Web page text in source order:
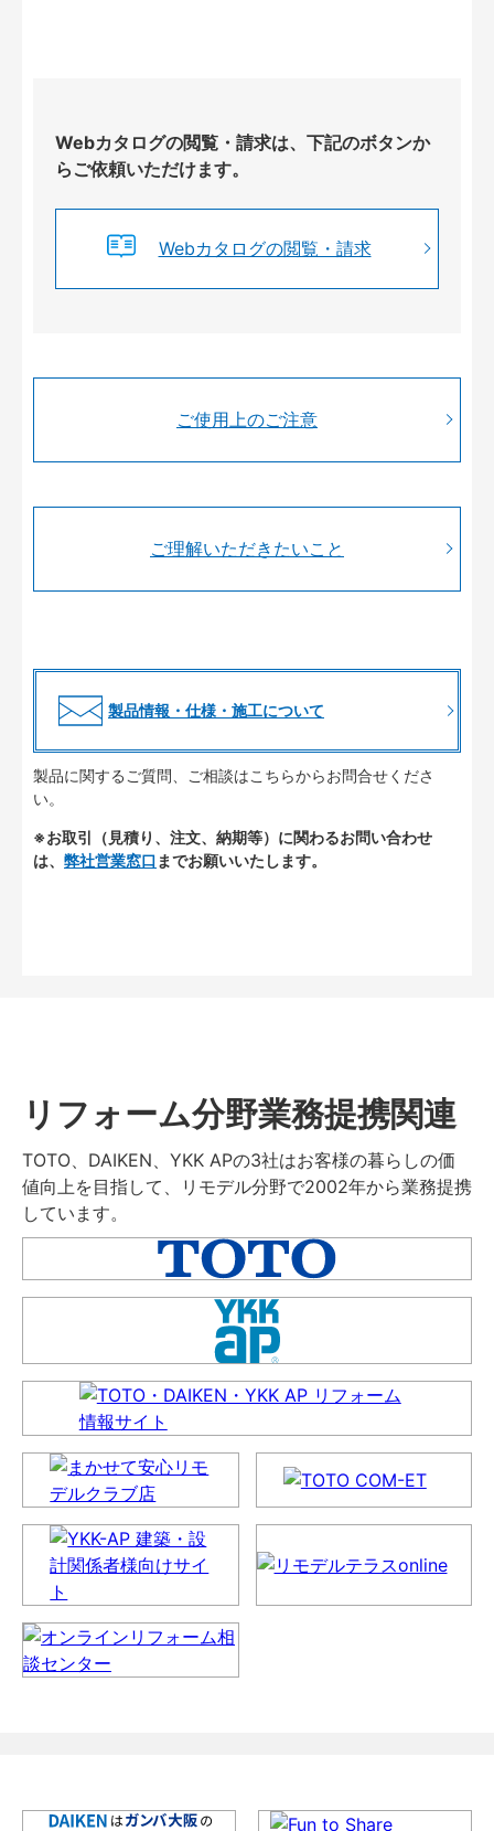
Webカタログの閲覧・請求は、下記のボタンか
らご依頼いただけます。
Webカタログの閲覧・請求
ご使用上のご注意
ご理解いただきたいこと
製品情報・仕様・施工について
製品に関するご質問、ご相談はこちらからお問合せくださ
い。
※お取引（見積り、注文、納期等）に関わるお問い合わせ
は、 弊社営業窓口 までお願いいたします。
リフォーム分野業務提携関連
TOTO、DAIKEN、YKK APの3社はお客様の暮らしの価
値向上を目指して、リモデル分野で2002年から業務提携
しています。